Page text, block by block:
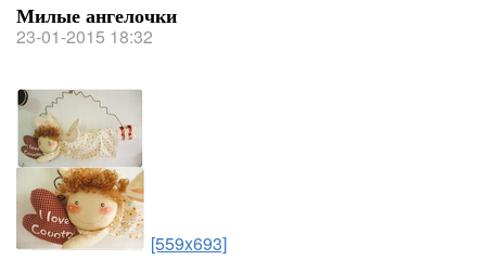
Милые ангелочки
23-01-2015 18:32
[559x693]